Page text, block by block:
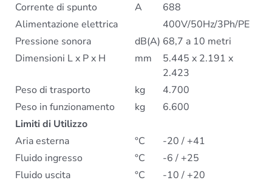
Corrente di spunto
A
688
Alimentazione elettrica
400V/50Hz/3Ph/PE
Pressione sonora
dB(A) 68,7 a 10 metri
Dimensioni L x P x H
mm
5.445 x 2.191 x
2.423
Peso di trasporto
kg
4.700
Peso in funzionamento
kg
6.600
Limiti di Utilizzo
Aria esterna
°C
-20 / +41
Fluido ingresso
°C
-6 / +25
Fluido uscita
°C
-10 / +20